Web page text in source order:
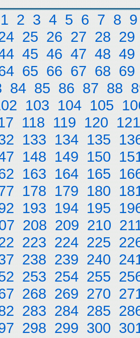
1 2 3 4 5 6 7 8 9
25 26 27 28 29
45 46 47 48 49
65 66 67 68 69
84 85 86 87 88
103 104 105
118 119 120 121
133 134 135
148 149 150
163 164 165
178 179 180
193 194 195
208 209 210
223 224 225
238 239 240
253 254 255
268 269 270
283 284 285
298 299 300